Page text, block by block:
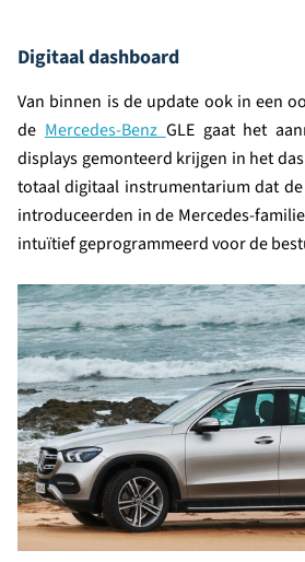
Digitaal dashboard
Van binnen is de update ook in een
de Mercedes-Benz GLE gaat het
displays gemonteerd krijgen in het
totaal digitaal instrumentarium dat de
introduceerden in de Mercedes-
intuïtief geprogrammeerd voor de